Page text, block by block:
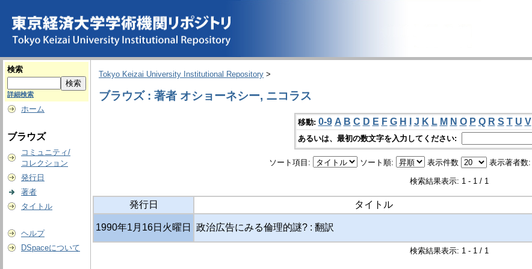
検索
詳細検索
ホーム
ブラウズ
コミュニティ/
コレクション
発行日
著者
タイトル
ヘルプ
DSpaceについて
Tokyo Keizai University Institutional Repository >
ブラウズ : 著者 オショーネシー, ニコラス
移動: 0-9 A B C D E F G H J K L M N O P Q R S T U V
あるいは、最初の数文字を入力してください:
ソート項目: ソート順: 表示件数 表示著者数:
検索結果表示: 1 - 1 / 1
発行日 タイトル
1990年1月16日火曜日 政治広告にみる倫理的謎? : 翻訳
検索結果表示: 1 - 1 / 1